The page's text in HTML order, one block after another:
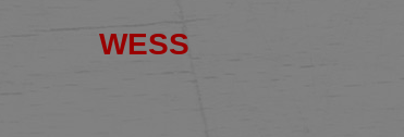
WESS